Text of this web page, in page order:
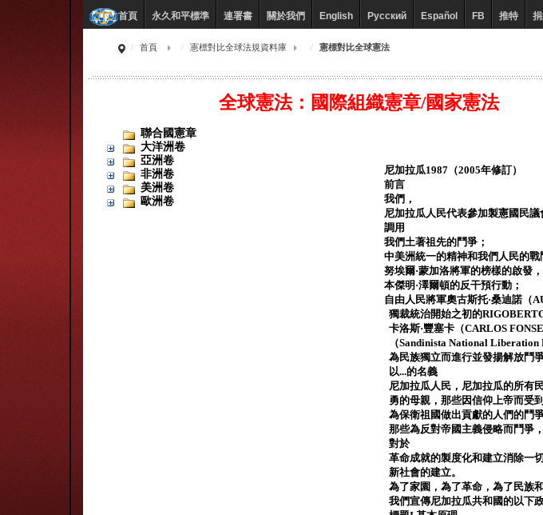
首頁 永久和平標準 連署書 關於我們 English Русский Español FB 推特
首頁 憲標對比全球法規資料庫 憲標對比全球憲法
全球憲法：國際組織憲章/國家憲法
聯合國憲章
大洋洲卷
亞洲卷
非洲卷
美洲卷
歐洲卷
尼加拉瓜1987（2005年修訂）
前言
我們，
尼加拉瓜人民代表參加製憲國民議
調用
我們土著祖先的鬥爭；
中美洲統一的精神和我們人民的
努埃爾·蒙加洛將軍的榜樣的啟發
本傑明·澤爾頓的反干預行動；
自由人民將軍奧古斯托·桑迪諾（
獨裁統治開始之初的
卡洛斯·豐塞卡（CARLOS
（Sandinista National
為民族獨立而進行並發揚解放鬥
以...的名義
尼加拉瓜人民，尼加拉瓜的所有
勇的母親，那些因信仰上帝而受
為保衛祖國做出貢獻的人們的鬥爭
那些為反對帝國主義侵略而鬥爭
對於
革命成就的製度化和建立消除一
新社會的建立。
為了家園，為了革命，為了民族和
我們宣傳尼加拉瓜共和國的以下